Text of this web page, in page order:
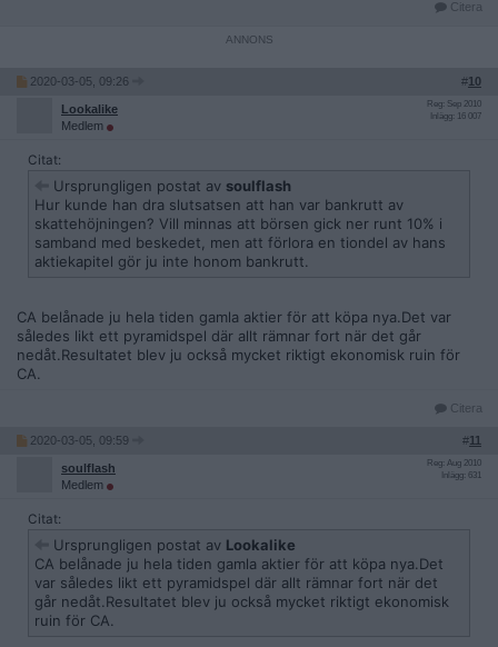
Citera
2020-03-05, 09:26 #10
Lookalike
Medlem
Reg: Sep 2010
Inlägg: 16 007
Citat:
Ursprungligen postat av soulflash
Hur kunde han dra slutsatsen att han var bankrutt av
skattehöjningen? Vill minnas att börsen gick ner runt 10% i
samband med beskedet, men att förlora en tiondel av hans
aktiekapitel gör ju inte honom bankrutt.
CA belånade ju hela tiden gamla aktier för att köpa nya.Det var
således likt ett pyramidspel där allt rämnar fort när det går
nedåt.Resultatet blev ju också mycket riktigt ekonomisk ruin för
CA.
Citera
2020-03-05, 09:59 #11
soulflash
Medlem
Reg: Aug 2010
Inlägg: 631
Citat:
Ursprungligen postat av Lookalike
CA belånade ju hela tiden gamla aktier för att köpa nya.Det
var således likt ett pyramidspel där allt rämnar fort när det
går nedåt.Resultatet blev ju också mycket riktigt ekonomisk
ruin för CA.